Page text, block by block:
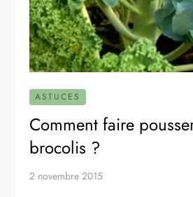
ASTUCES
Comment faire
brocolis ?
2 novembre 2015